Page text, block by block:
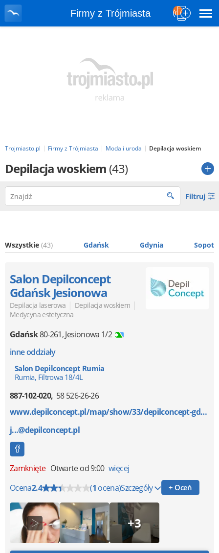
Firmy z Trójmiasta
Trojmiasto.pl Firmy z Trójmiasta Moda i uroda Depilacja woskiem
Depilacja woskiem (43)
Filtruj
Wszystkie (43) Gdańsk Gdynia Sopot
Salon Depilconcept
Gdańsk Jesionowa
Depilacja laserowa | Depilacja woskiem |
Medycyna estetyczna
Gdańsk80-261,Jesionowa 1/2
inne oddziały
Salon Depilconcept Rumia
Rumia, Filtrowa 18/4L
887-102-020 58 526-26-26
www.depilconcept.pl/map/show/33/depilconcept-gdansk-...
j...@depilconcept.pl
Zamknięte Otwarte od 9:00 więcej
Ocena2.4 (1 ocena)Szczegóły + Oceń
+3